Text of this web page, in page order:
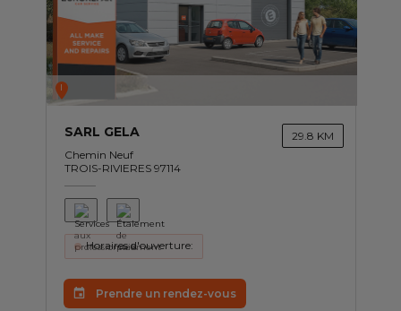
I
SARL GELA
Chemin Neuf
TROIS-RIVIERES 97114
29.8 KM
Horaires d'ouverture:
Prendre un rendez-vous